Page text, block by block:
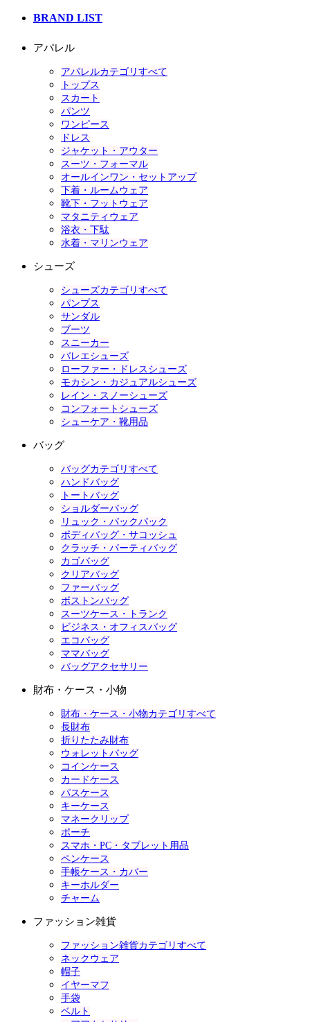
BRAND LIST
アパレル
アパレルカテゴリすべて
トップス
スカート
パンツ
ワンピース
ドレス
ジャケット・アウター
スーツ・フォーマル
オールインワン・セットアップ
下着・ルームウェア
靴下・フットウェア
マタニティウェア
浴衣・下駄
水着・マリンウェア
シューズ
シューズカテゴリすべて
パンプス
サンダル
ブーツ
スニーカー
バレエシューズ
ローファー・ドレスシューズ
モカシン・カジュアルシューズ
レイン・スノーシューズ
コンフォートシューズ
シューケア・靴用品
バッグ
バッグカテゴリすべて
ハンドバッグ
トートバッグ
ショルダーバッグ
リュック・バックパック
ボディバッグ・サコッシュ
クラッチ・パーティバッグ
カゴバッグ
クリアバッグ
ファーバッグ
ボストンバッグ
スーツケース・トランク
ビジネス・オフィスバッグ
エコバッグ
ママバッグ
バッグアクセサリー
財布・ケース・小物
財布・ケース・小物カテゴリすべて
長財布
折りたたみ財布
ウォレットバッグ
コインケース
カードケース
パスケース
キーケース
マネークリップ
ポーチ
スマホ・PC・タブレット用品
ペンケース
手帳ケース・カバー
キーホルダー
チャーム
ファッション雑貨
ファッション雑貨カテゴリすべて
ネックウェア
帽子
イヤーマフ
手袋
ベルト